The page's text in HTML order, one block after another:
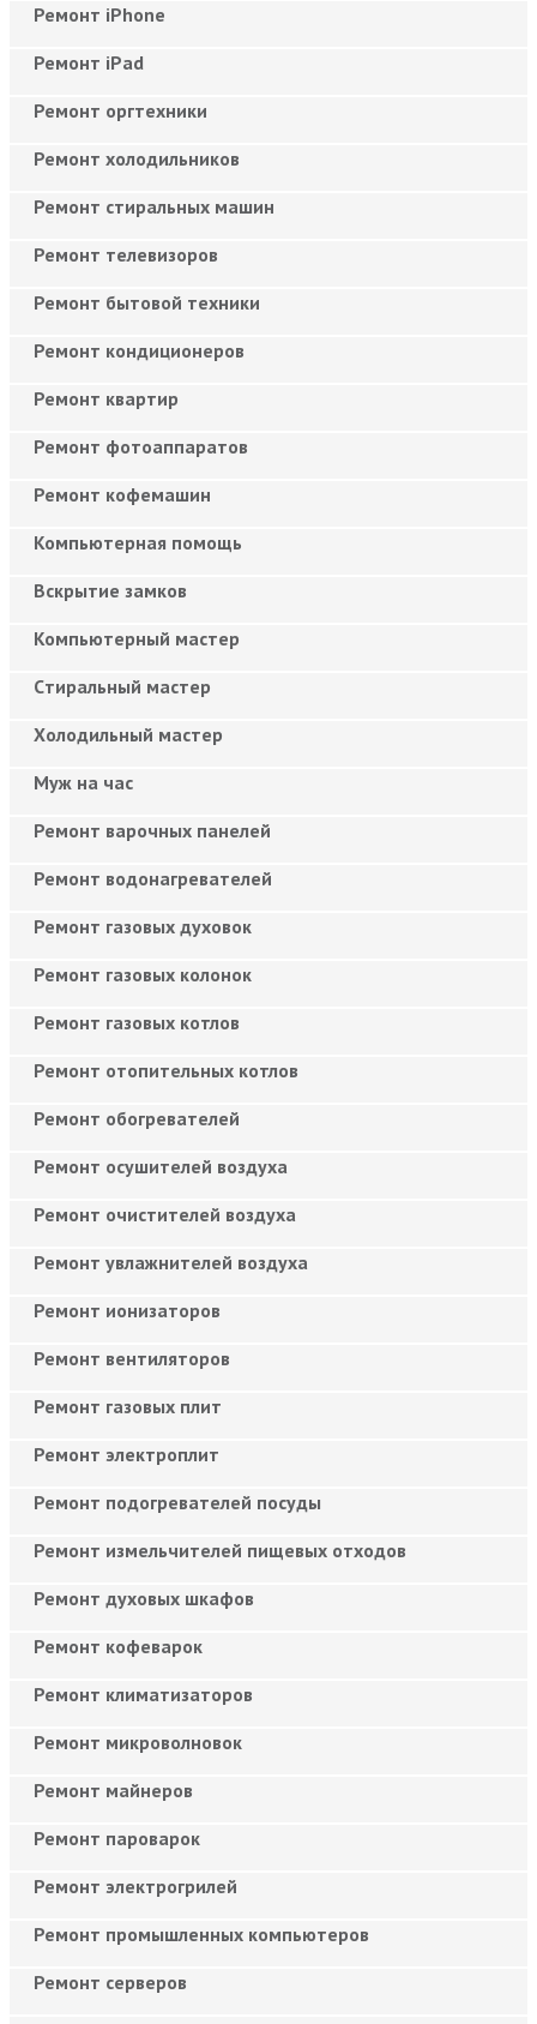
Ремонт iPhone
Ремонт iPad
Ремонт оргтехники
Ремонт холодильников
Ремонт стиральных машин
Ремонт телевизоров
Ремонт бытовой техники
Ремонт кондиционеров
Ремонт квартир
Ремонт фотоаппаратов
Ремонт кофемашин
Компьютерная помощь
Вскрытие замков
Компьютерный мастер
Cтиральный мастер
Холодильный мастер
Муж на час
Ремонт варочных панелей
Ремонт водонагревателей
Ремонт газовых духовок
Ремонт газовых колонок
Ремонт газовых котлов
Ремонт отопительных котлов
Ремонт обогревателей
Ремонт осушителей воздуха
Ремонт очистителей воздуха
Ремонт увлажнителей воздуха
Ремонт ионизаторов
Ремонт вентиляторов
Ремонт газовых плит
Ремонт электроплит
Ремонт подогревателей посуды
Ремонт измельчителей пищевых отходов
Ремонт духовых шкафов
Ремонт кофеварок
Ремонт климатизаторов
Ремонт микроволновок
Ремонт майнеров
Ремонт пароварок
Ремонт электрогрилей
Ремонт промышленных компьютеров
Ремонт серверов